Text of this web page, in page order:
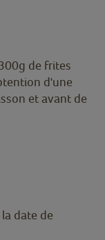
de frites
d'une
et avant de
date de